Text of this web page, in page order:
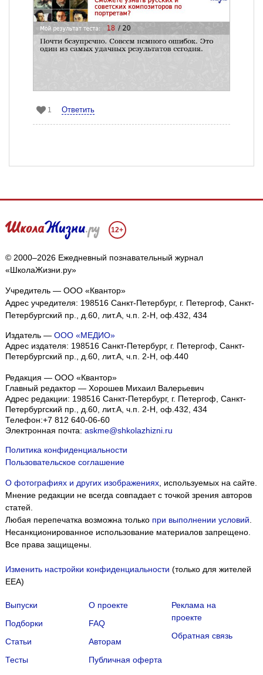
1 Ответить
12+
© 2000–2026 Ежедневный познавательный журнал
«ШколаЖизни.ру»
Учредитель — ООО «Квантор»
Адрес учредителя: 198516 Санкт-Петербург, г. Петергоф, Санкт-
Петербургский пр., д.60, лит.А, ч.п. 2-Н, оф.432, 434
Издатель — ООО «МЕДИО»
Адрес издателя: 198516 Санкт-Петербург, г. Петергоф, Санкт-
Петербургский пр., д.60, лит.А, ч.п. 2-Н, оф.440
Редакция — ООО «Квантор»
Главный редактор — Хорошев Михаил Валерьевич
Адрес редакции: 198516 Санкт-Петербург, г. Петергоф Санкт-
Петербургский пр., д.60, лит.А, ч.п. 2-Н, оф.432, 434
Телефон:+7 812 640-06-60
Электронная почта: askme@shkolazhizni.ru
Политика конфиденциальности
Пользовательское соглашение
О фотографиях и других изображениях, используемых на сайте.
Мнение редакции не всегда совпадает с точкой зрения авторов
статей.
Любая перепечатка возможна только при выполнении условий
Несанкционированное использование материалов запрещено.
Все права защищены.
Изменить настройки конфиденциальности (только для жителей
EEA)
Выпуски
Подборки
Статьи
Тесты
О проекте
FAQ
Авторам
Публичная оферта
Реклама на
проекте
Обратная связь